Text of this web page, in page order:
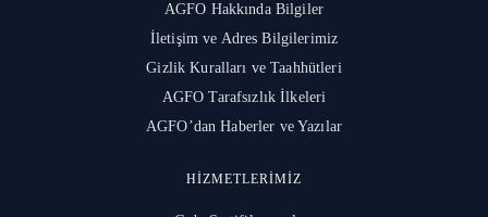
AGFO Hakkında Bilgiler
İletişim ve Adres Bilgilerimiz
Gizlik Kuralları ve Taahhütleri
AGFO Tarafsızlık İlkeleri
AGFO’dan Haberler ve Yazılar
HIZMETLERIMIZ